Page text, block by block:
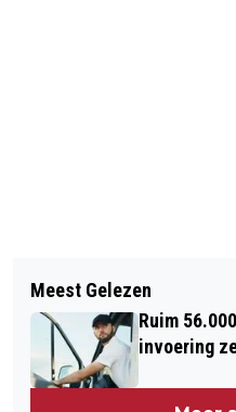
LIVE: BRAND EN
VAN CLOWNSPIET
ZIJN DE
VAN HET JAAR
Meest Gelezen
Ruim
invoering